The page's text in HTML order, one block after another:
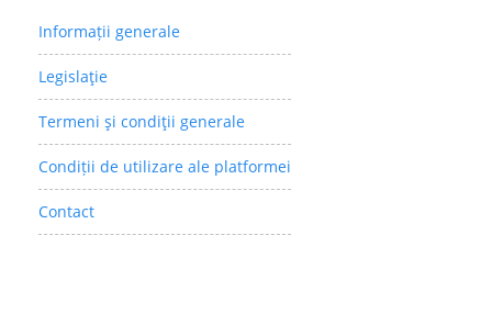
Informații generale
Legislaţie
Termeni şi condiţii generale
Condiții de utilizare ale platformei
Contact